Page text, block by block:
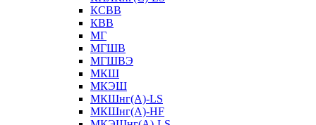
КСВВ
КВВ
МГ
МГШВ
МГШВЭ
МКШ
МКЭШ
МКШнг(А)-LS
МКШнг(А)-HF